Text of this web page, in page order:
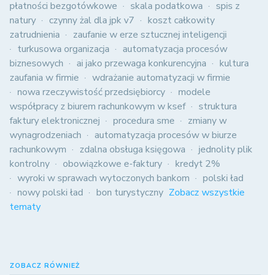
płatności bezgotówkowe skala podatkowa
spis z
natury
czynny żal dla jpk v7
koszt całkowity
zatrudnienia
zaufanie w erze sztucznej inteligencji
turkusowa organizacja
automatyzacja procesów
biznesowych
ai jako przewaga konkurencyjna
kultura
zaufania w firmie
wdrażanie automatyzacji w firmie
nowa rzeczywistość przedsiębiorcy
modele
współpracy z biurem rachunkowym w ksef
struktura
faktury elektronicznej
procedura sme
zmiany w
wynagrodzeniach
automatyzacja procesów w biurze
rachunkowym
zdalna obsługa księgowa
jednolity plik
kontrolny
obowiązkowe e-faktury
kredyt 2%
wyroki w sprawach wytoczonych bankom
polski ład
nowy polski ład
bon turystyczny Zobacz wszystkie
tematy
ZOBACZ RÓWNIEŻ